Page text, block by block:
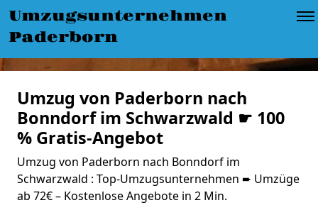
Umzugsunternehmen
Paderborn
Umzug von Paderborn nach
Bonndorf im Schwarzwald ☛ 100
% Gratis-Angebot
Umzug von Paderborn nach Bonndorf im
Schwarzwald : Top-Umzugsunternehmen ➨ Umzüge
ab 72€ – Kostenlose Angebote in 2 Min.